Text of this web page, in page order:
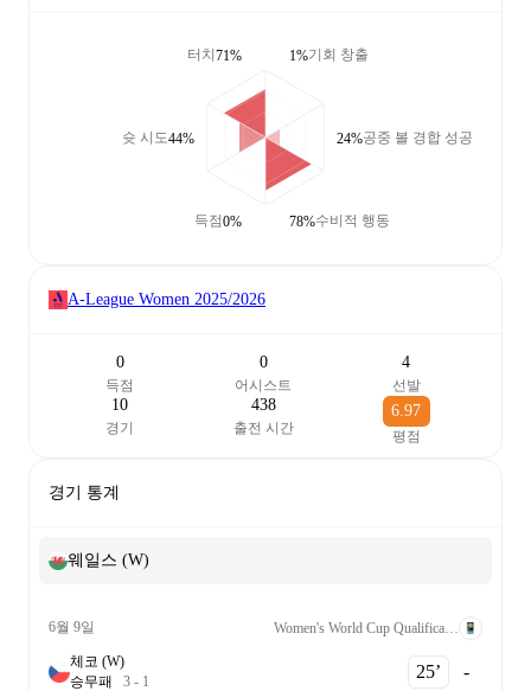
터치71%
슛 시도44%
득점0%
기회 창출
1%
공중 볼 경합 성공
24%
수비적 행동
78%
A-League Women 2025/2026
0
득점
0
어시스트
4
선발
10
경기
438
출전 시간
6.97
평점
경기 통계
웨일스 (W)
6월 9일
체코 (W)
승무패 3 - 1 25‎’‎ -